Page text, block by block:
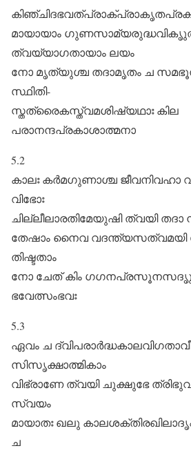
മായായാം
ത്വയ്യാഗതായാം ലയം
നോ മൃത്യുശ്ച തദാമൃതം ച
സ്ഥിതി-
സ്തത്രൈകസ്ത്വമശിഷ്യഥാഃ കില
പരാനന്ദപ്രകാശാത്മനാ
5.2
കാലഃ കർമഗുണാശ്ച ജീവനിവഹാ
വിഭോഃ
ചില്ലീലാരതിമേയുഷി ത്വയി തദാ
തേഷാം നൈവ വദന്ത്യസത്വമയി
തിഷ്ടതാം
നോ ചേത്‌ കിം
ഭവേത്സംഭവഃ
5.3
ഏവം ച
സിസൃക്ഷാത്മികാം
വിഭ്രാണേ ത്വയി ചുക്ഷുഭേ
സ്വയം
മായാതഃ ഖലു
ച